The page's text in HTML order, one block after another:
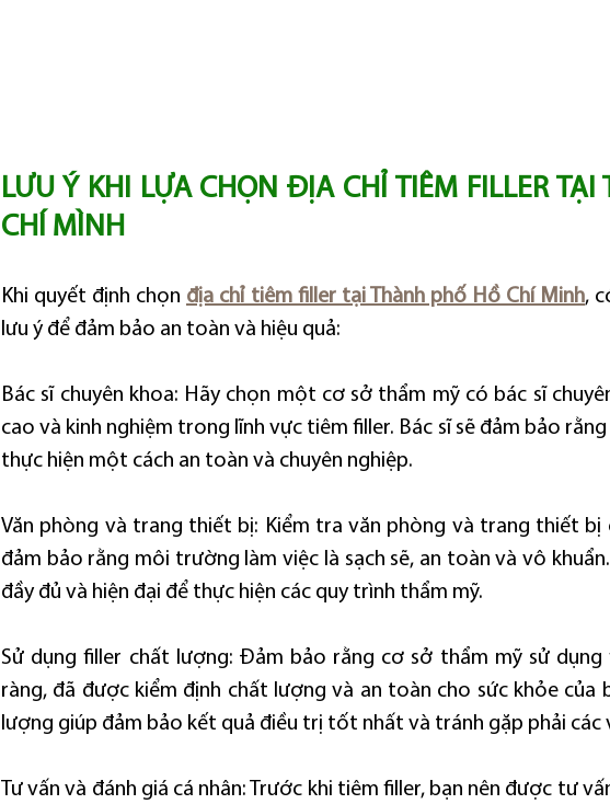
LƯU Ý KHI LỰA CHỌN ĐỊA CHỈ TIÊM FILLER TẠI
CHÍ MÌNH
Khi quyết định chọn địa chỉ tiêm filler tại Thành phố Hồ Chí Minh,
lưu ý để đảm bảo an toàn và hiệu quả:
Bác sĩ chuyên khoa: Hãy chọn một cơ sở thẩm mỹ có bác sĩ
cao và kinh nghiệm trong lĩnh vực tiêm filler. Bác sĩ sẽ đảm bảo
thực hiện một cách an toàn và chuyên nghiệp.
Văn phòng và trang thiết bị: Kiểm tra văn phòng và trang thiết bị
đảm bảo rằng môi trường làm việc là sạch sẽ, an toàn và vô
đầy đủ và hiện đại để thực hiện các quy trình thẩm mỹ.
Sử dụng filler chất lượng: Đảm bảo rằng cơ sở thẩm mỹ sử
ràng, đã được kiểm định chất lượng và an toàn cho sức khỏe của
lượng giúp đảm bảo kết quả điều trị tốt nhất và tránh gặp phải các
Tư vấn và đánh giá cá nhân: Trước khi tiêm filler, bạn nên được tư